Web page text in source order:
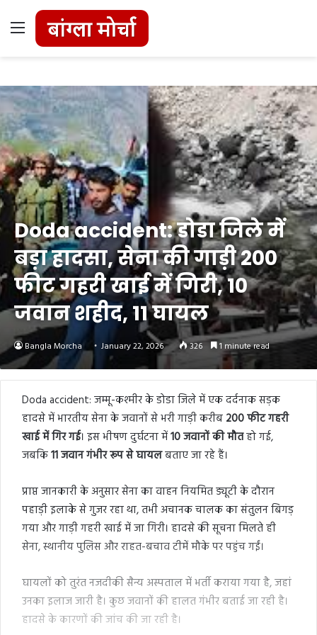
Menu
Doda accident: डोडा जिले में
बड़ा हादसा, सेना की गाड़ी 200
फीट गहरी खाई में गिरी, 10
जवान शहीद, 11 घायल
Bangla Morcha January 22, 2026 326 1 minute read
Doda accident: जम्मू-कश्मीर के डोडा जिले में एक दर्दनाक सड़क
हादसे में भारतीय सेना के जवानों से भरी गाड़ी करीब 200 फीट गहरी
खाई में गिर गई। इस भीषण दुर्घटना में10 जवानों की मौतहो गई,
जबकि11 जवान गंभीर रूप से घायलबताए जा रहे हैं।
प्राप्त जानकारी के अनुसार सेना का वाहन नियमित ड्यूटी के दौरान
पहाड़ी इलाके से गुजर रहा था, तभी अचानक चालक का संतुलन बिगड़
गया और गाड़ी गहरी खाई में जा गिरी। हादसे की सूचना मिलते ही
सेना, स्थानीय पुलिस और राहत-बचाव टीमें मौके पर पहुंच गईं।
घायलों को तुरंत नजदीकी सैन्य अस्पताल में भर्ती कराया गया है, जहां
उनका इलाज जारी है। कुछ जवानों की हालत गंभीर बताई जा रही है।
हादसे के कारणों की जांच की जा रही है।